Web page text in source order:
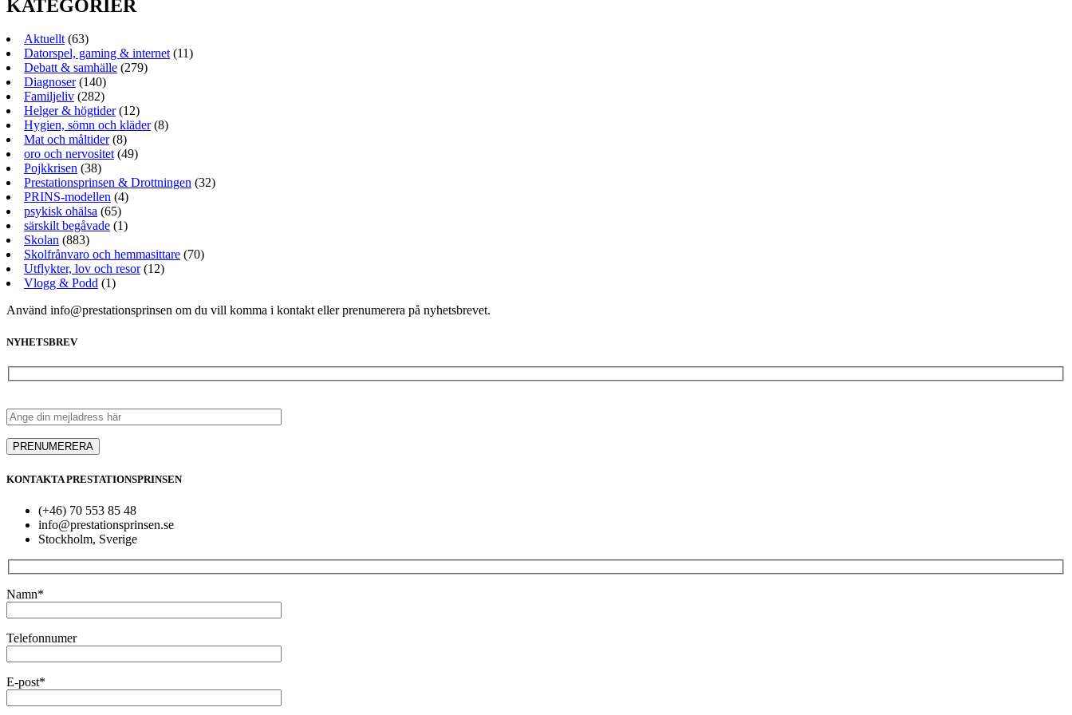
KATEGORIER
Aktuellt(63)
Datorspel, gaming & internet(11)
Debatt & samhälle (279)
Diagnoser(140)
Familjeliv (282)
Helger & högtider(12)
Hygien, sömn och kläder(8)
Mat och måltider(8)
oro och nervositet(49)
Pojkkrisen (38)
Prestationsprinsen & Drottningen (32)
PRINS-modellen (4)
psykisk ohälsa (65)
särskilt begåvade (1)
Skolan (883)
Skolfrånvaro och hemmasittare (70)
Utflykter, lov och resor(12)
Vlogg & Podd (1)
Använd info@prestationsprinsen om du vill komma i kontakt eller prenumerera på nyhetsbrevet.
NYHETSBREV
KONTAKTA PRESTATIONSPRINSEN
(+46) 70 553 85 48
info@prestationsprinsen.se
Stockholm, Sverige
Namn*
Telefonnumer
E-post*